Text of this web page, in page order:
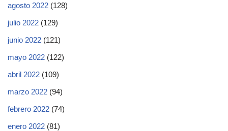
agosto 2022 (128)
julio 2022 (129)
junio 2022 (121)
mayo 2022 (122)
abril 2022 (109)
marzo 2022 (94)
febrero 2022 (74)
enero 2022 (81)